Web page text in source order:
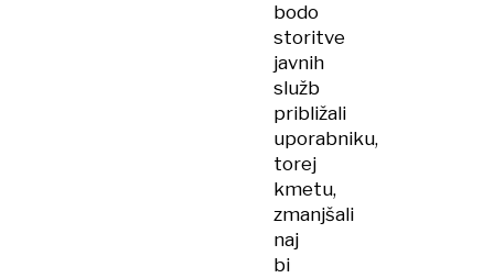
bodo
storitve
javnih
služb
približali
uporabniku,
torej
kmetu,
zmanjšali
naj
bi